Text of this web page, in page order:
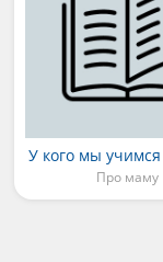
У кого мы
Про маму